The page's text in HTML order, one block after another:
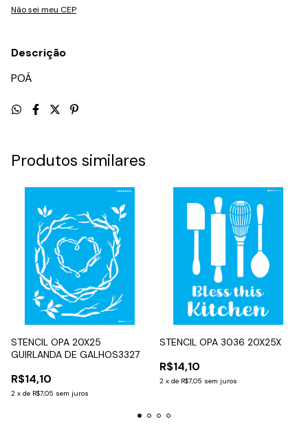
Não sei meu CEP
Descrição
POÁ
Produtos similares
STENCIL OPA 20X25
GUIRLANDA DE GALHOS3327
R$14,10
2 x de R$7,05 sem juros
STENCIL OPA 3036 20X25X
R$14,10
2 x de R$7,05 sem juros